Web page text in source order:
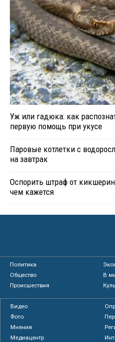
Уж или гадюка: как
первую помощь при укусе
Паровые котлетки с
на завтрак
Оспорить штраф от
чем кажется
Политика
Общество
В
Происшествия
Видео
Фото
Мнения
Медиацентр